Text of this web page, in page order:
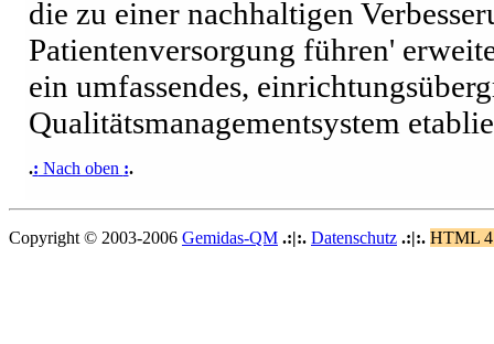
die zu einer nachhaltigen
Patientenversorgung führen'
ein umfassendes,
Qualitätsmanagementsystem
.: Nach oben :.
Copyright © 2003-2006 Gemidas-QM .:|:. Datenschutz .:|:. HTML